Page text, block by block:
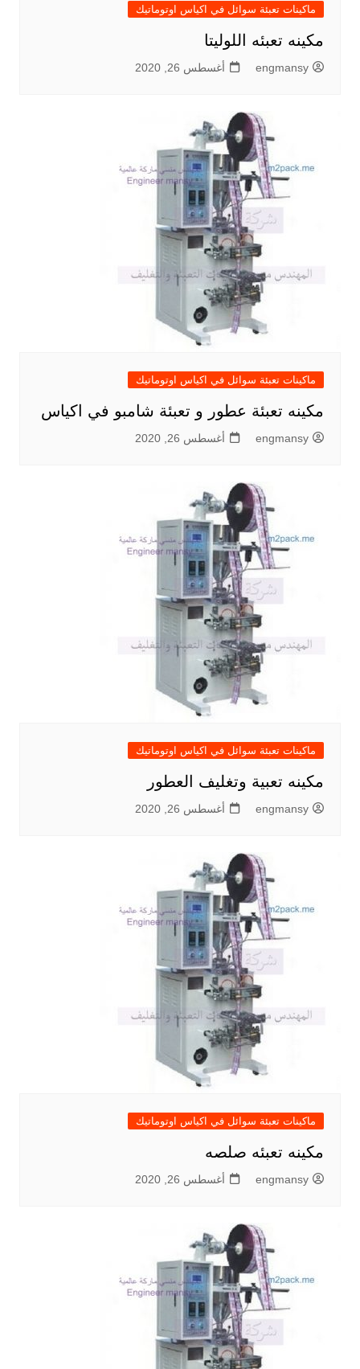
ماكينات تعبئة سوائل في اكياس اوتوماتيك
مكينه تعبئه اللوليتا
engmansy أغسطس 26, 2020
ماكينات تعبئة سوائل في اكياس اوتوماتيك
مكينه تعبئة عطور و تعبئة شامبو في اكياس
engmansy أغسطس 26, 2020
ماكينات تعبئة سوائل في اكياس اوتوماتيك
مكينه تعبية وتغليف العطور
engmansy أغسطس 26, 2020
ماكينات تعبئة سوائل في اكياس اوتوماتيك
مكينه تعبئه صلصه
engmansy أغسطس 26, 2020